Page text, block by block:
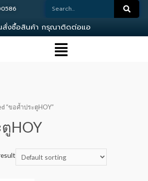
สงซอสนคา กรณาตดตอแอด
“ขอค้ำประตูHOY”
HOY